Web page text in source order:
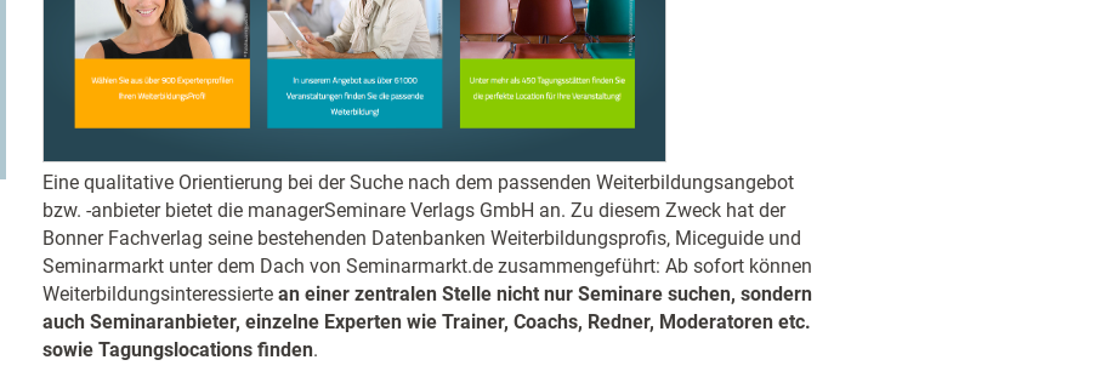
Eine qualitative Orientierung bei der Suche nach dem passenden Weiterbildungsangebot
bzw. -anbieter bietet die managerSeminare Verlags GmbH an. Zu diesem Zweck hat der
Bonner Fachverlag seine bestehenden Datenbanken Weiterbildungsprofis, Miceguide und
Seminarmarkt unter dem Dach von Seminarmarkt.de zusammengeführt: Ab sofort können
Weiterbildungsinteressierte an einer zentralen Stelle nicht nur Seminare suchen, sondern
auch Seminaranbieter, einzelne Experten wie Trainer, Coachs, Redner, Moderatoren etc.
sowie Tagungslocations finden.